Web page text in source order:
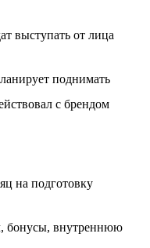
выступать от лица
поднимать
с брендом
на подготовку
бонусы, внутреннюю